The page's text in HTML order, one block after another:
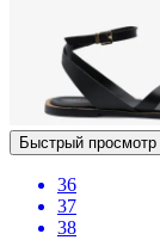
Быстрый просмотр
36
37
38